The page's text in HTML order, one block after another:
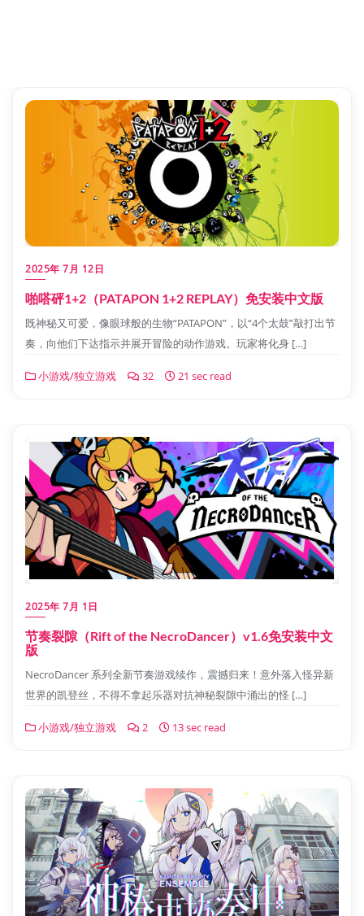
2025年 7月 12日
啪嗒砰1+2（PATAPON 1+2 REPLAY）免安装中文版
既神秘又可爱，像眼球般的生物“PATAPON”，以“4个太鼓”敲打出节
奏，向他们下达指示并展开冒险的动作游戏。玩家将化身 […]
小游戏/独立游戏 32 21 sec read
2025年 7月 1日
节奏裂隙（Rift of the NecroDancer）v1.6免安装中文
版
NecroDancer 系列全新节奏游戏续作，震撼归来！意外落入怪异新
世界的凯登丝，不得不拿起乐器对抗神秘裂隙中涌出的怪 […]
小游戏/独立游戏 2 13 sec read